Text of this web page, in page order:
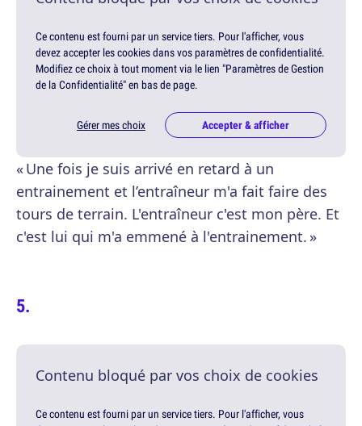
Ce contenu est fourni par un service tiers. Pour l'afficher, vous
devez accepter les cookies dans vos paramètres de confidentialité.
Modifiez ce choix à tout moment via le lien "Paramètres de Gestion
de la Confidentialité" en bas de page.
Gérer mes choix Accepter & afficher
« Une fois je suis arrivé en retard à un
entrainement et l’entraîneur m'a fait faire des
tours de terrain. L'entraîneur c'est mon père. Et
c'est lui qui m'a emmené à l'entrainement. »
Contenu bloqué par vos choix de cookies
Ce contenu est fourni par un service tiers. Pour l'afficher, vous